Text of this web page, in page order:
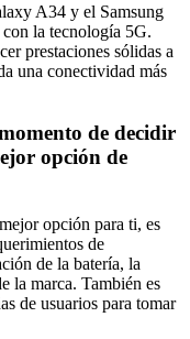
A34 y el Samsung
la tecnología 5G.
prestaciones sólidas a
una conectividad más
de decidir
opción de
opción para ti, es
de
de la batería, la
la marca. También es
de usuarios para tomar